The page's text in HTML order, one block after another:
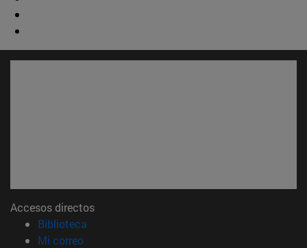
Accesos directos
Biblioteca
Mi correo(abre en nueva ventana)